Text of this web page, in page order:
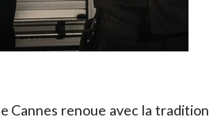
Cannes renoue avec la tradition